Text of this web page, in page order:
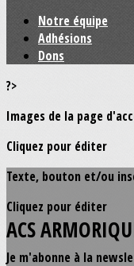
Notre équipe
Adhésions
Dons
?>
Images de la page
Cliquez pour éditer
Texte, bouton et/ou
Cliquez pour éditer
ACS
Je m'abonne à la